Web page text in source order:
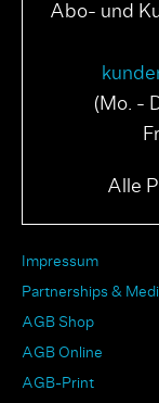
Abo- und
(Mo. -
Alle
Impressum
Partnerships &
AGB Shop
AGB Online
AGB-Print